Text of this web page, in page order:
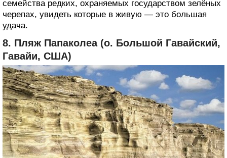
семейства редких, охраняемых государством зелёных
черепах, увидеть которые в живую — это большая
удача.
8. Пляж Папаколеа (о. Большой Гавайский,
Гавайи, США)